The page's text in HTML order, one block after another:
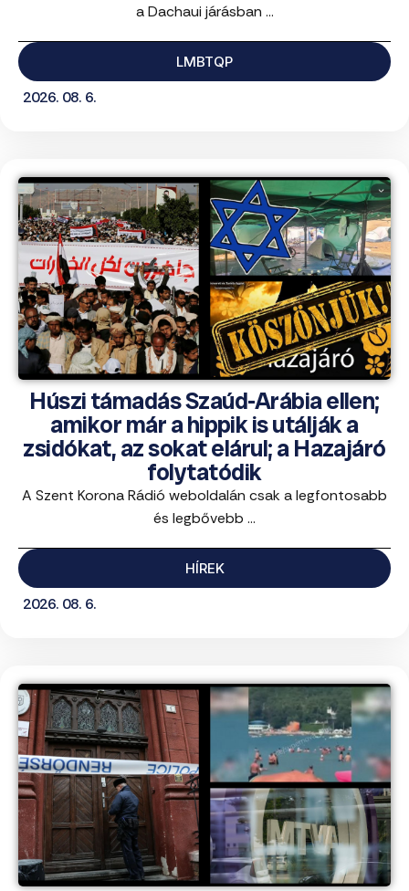
a Dachaui járásban ...
LMBTQP
2026. 08. 6.
Húszi támadás Szaúd-Arábia ellen;
amikor már a hippik is utálják a
zsidókat, az sokat elárul; a Hazajáró
folytatódik
A Szent Korona Rádió weboldalán csak a legfontosabb
és legbővebb ...
HÍREK
2026. 08. 6.